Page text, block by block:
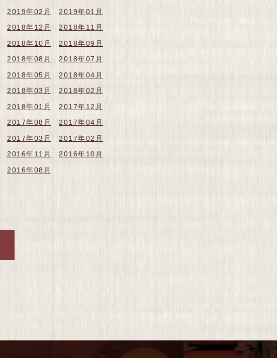
2019年02月
2019年01月
2018年12月
2018年11月
2018年10月
2018年09月
2018年08月
2018年07月
2018年05月
2018年04月
2018年03月
2018年02月
2018年01月
2017年12月
2017年08月
2017年04月
2017年03月
2017年02月
2016年11月
2016年10月
2016年08月